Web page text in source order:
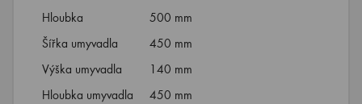
Hloubka
500 mm
Šířka umyvadla
450 mm
Výška umyvadla
140 mm
Hloubka umyvadla
450 mm